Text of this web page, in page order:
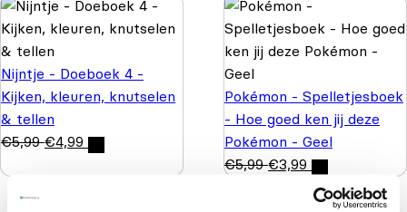
Nijntje - Doeboek 4 -
Kijken, kleuren, knutselen
& tellen
€5,99 €4,99
Pokémon - Spelletjesboek
- Hoe goed ken jij deze
Pokémon - Geel
€5,99 €3,99